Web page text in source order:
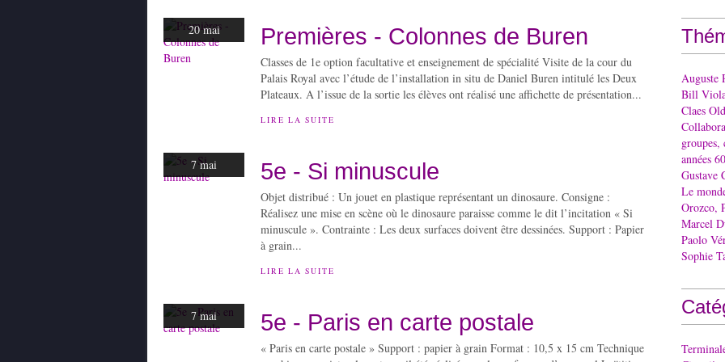
20 mai Premières - Colonnes de Buren
Classes de 1e option facultative et enseignement de spécialité Visite de la cour du
Palais Royal avec l’étude de l’installation in situ de Daniel Buren intitulé les Deux
Plateaux. A l’issue de la sortie les élèves ont réalisé une affichette de présentation...
LIRE LA SUITE
7 mai 5e - Si minuscule
Objet distribué : Un jouet en plastique représentant un dinosaure. Consigne :
Réalisez une mise en scène où le dinosaure paraisse comme le dit l’incitation « Si
minuscule ». Contrainte : Les deux surfaces doivent être dessinées. Support : Papier
à grain...
LIRE LA SUITE
7 mai 5e - Paris en carte postale
« Paris en carte postale » Support : papier à grain Format : 10,5 x 15 cm Technique
Auguste
Bill
Claes
groupes,
années
Gustave
Le
Orozco,
Marcel
Paolo
Sophie